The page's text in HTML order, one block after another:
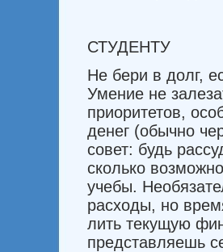
СТУДЕНТУ
Не бери в долг,
Умение не
приоритетов,
денег (обычно
совет: будь
сколько
учебы.
расходы, но
лить текущую
представляешь